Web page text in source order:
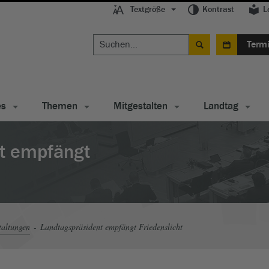
Textgröße Kontrast
Themen Mitgestalten Landtag
empfängt
Landtagspräsident empfängt Friedenslicht